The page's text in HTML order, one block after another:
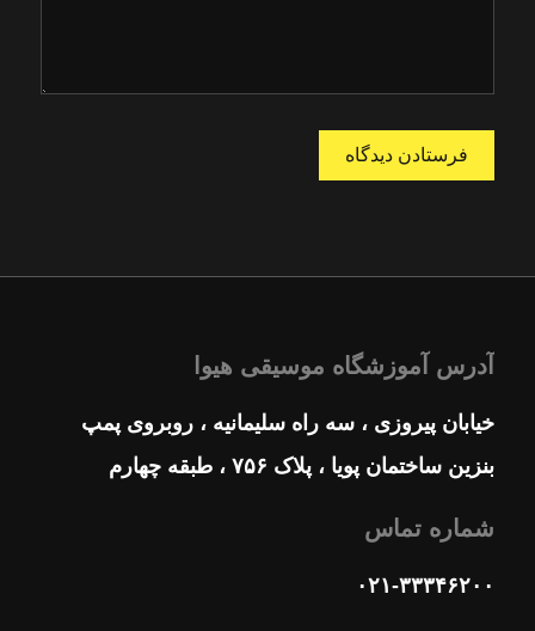
آدرس آموزشگاه موسیقی هیوا
خیابان پیروزی ، سه راه سلیمانیه ، روبروی پمپ
بنزین ساختمان پویا ، پلاک ۷۵۶ ، طبقه چهارم
شماره تماس
۰۲۱-۳۳۳۴۶۲۰۰